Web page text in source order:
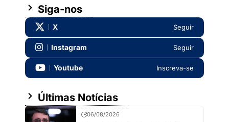
Siga-nos
X Seguir
Instagram Seguir
Youtube Inscreva-se
Últimas Notícias
06/08/2026